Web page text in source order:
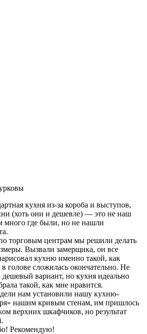
кухня из-за короба и выступов,
(хоть они и дешевле) — это не наш
где были, но не нашли
торговым центрам мы решили делать
Вызвали замерщика, он все
кухню именно такой, как
в голове сложилась окончательно. Не
дешевый вариант, но кухня идеально
такой, как мне нравится.
нам установили нашу кухню-
нашим кривым стенам, им пришлось
верхних шкафчиков, но результат
Рекомендую!